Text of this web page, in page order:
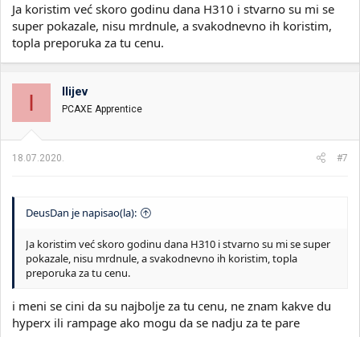
Ja koristim već skoro godinu dana H310 i stvarno su mi se
super pokazale, nisu mrdnule, a svakodnevno ih koristim,
topla preporuka za tu cenu.
I Ilijev
PCAXE Apprentice
18.07.2020. #7
DeusDan je napisao(la):
Ja koristim već skoro godinu dana H310 i stvarno su mi se super
pokazale, nisu mrdnule, a svakodnevno ih koristim, topla
preporuka za tu cenu.
i meni se cini da su najbolje za tu cenu, ne znam kakve du
hyperx ili rampage ako mogu da se nadju za te pare